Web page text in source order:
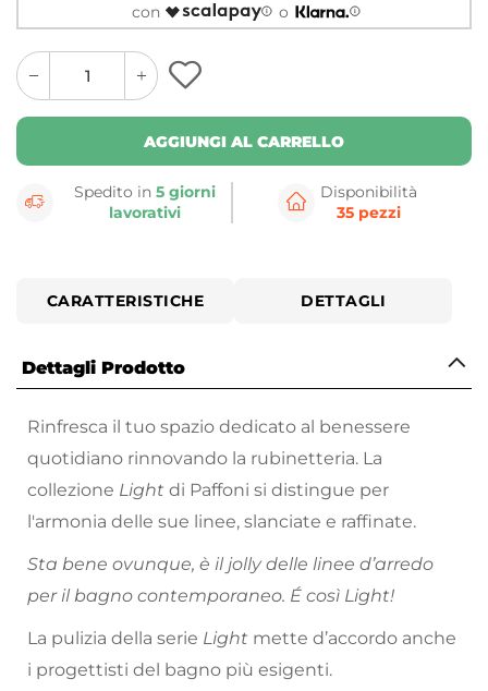
con
o
quantity
button
quantity
minus
button
AGGIUNGI AL CARRELLO
Spedito in5 giorni
lavorativi
Disponibilità
35 pezzi
CARATTERISTICHE DETTAGLI
Dettagli Prodotto
Rinfresca il tuo spazio dedicato al benessere
quotidiano rinnovando la rubinetteria. La
collezione Light di Paffoni si distingue per
l'armonia delle sue linee, slanciate e raffinate.
Sta bene ovunque, è il jolly delle linee d’arredo
per il bagno contemporaneo. É così Light!
La pulizia della serie Light mette d’accordo anche
i progettisti del bagno più esigenti.